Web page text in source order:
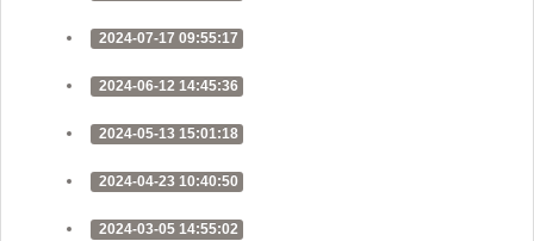
2024-07-17 09:55:17
2024-06-12 14:45:36
2024-05-13 15:01:18
2024-04-23 10:40:50
2024-03-05 14:55:02